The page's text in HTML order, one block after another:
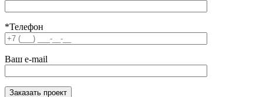
*Телефон
Ваш e-mail